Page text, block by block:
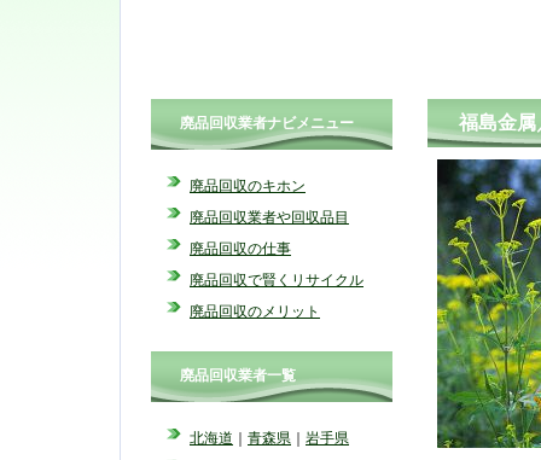
福島金属
廃品回収業者ナビメニュー
廃品回収のキホン
廃品回収業者や回収品目
廃品回収の仕事
廃品回収で賢くリサイクル
廃品回収のメリット
廃品回収業者一覧
北海道 青森県
岩手県